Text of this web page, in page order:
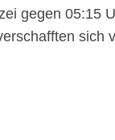
gegen 05:15